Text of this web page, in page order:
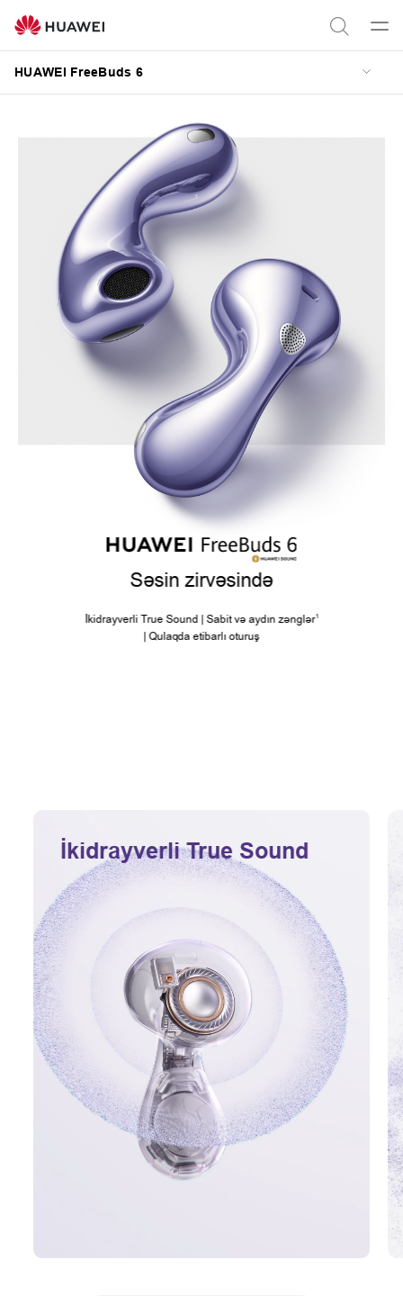
HUAWEI
FreeBuds
6
Axtar
aç
HUAWEI FreeBuds 6
Səsin zirvəsində
İkidrayverli True Sound | Sabit və aydın zənglər1
| Qulaqda etibarlı oturuş
İkidrayverli True Sound